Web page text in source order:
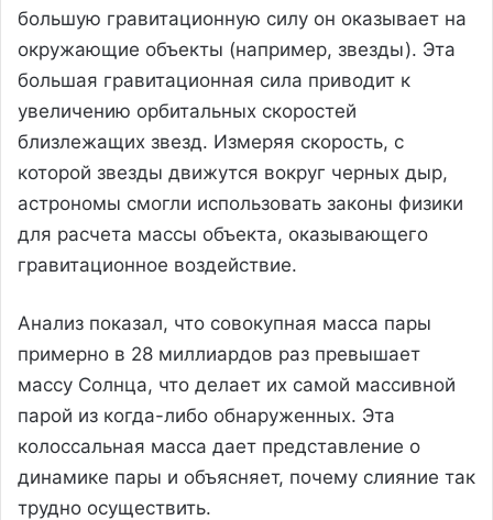
большую гравитационную силу он оказывает на
окружающие объекты (например, звезды). Эта
большая гравитационная сила приводит к
увеличению орбитальных скоростей
близлежащих звезд. Измеряя скорость, с
которой звезды движутся вокруг черных дыр,
астрономы смогли использовать законы физики
для расчета массы объекта, оказывающего
гравитационное воздействие.
Анализ показал, что совокупная масса пары
примерно в 28 миллиардов раз превышает
массу Солнца, что делает их самой массивной
парой из когда-либо обнаруженных. Эта
колоссальная масса дает представление о
динамике пары и объясняет, почему слияние так
трудно осуществить.